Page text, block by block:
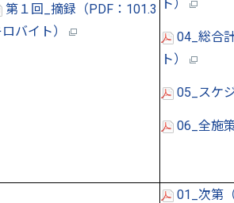
第１回_摘録（PDF：101.3
バイト）
ト）
04_総合
ト）
05_スケ
06_全施
01_次第